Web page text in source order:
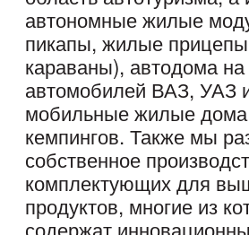
Забронировать
Подробнее
экскурсии